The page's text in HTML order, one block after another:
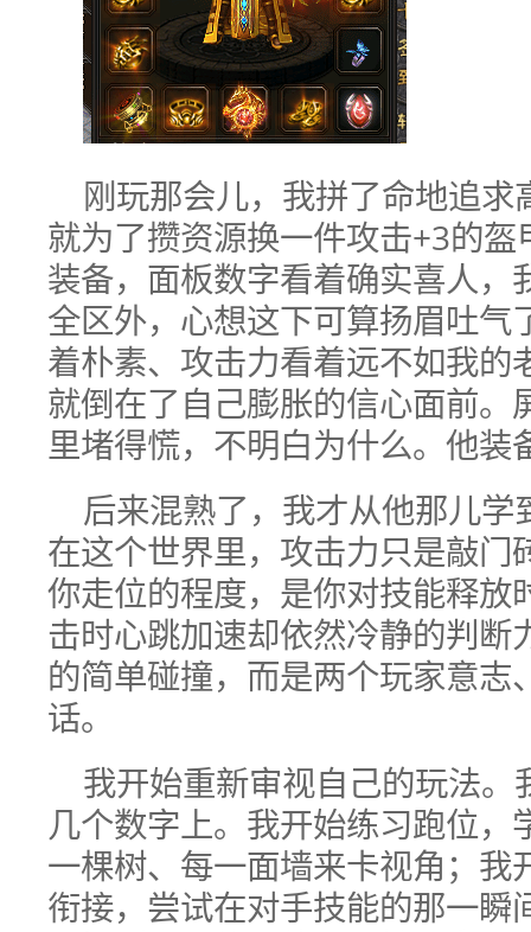
刚玩那会儿，我拼了命地追
就为了攒资源换一件攻击+3的盔
装备，面板数字看着确实喜人，
全区外，心想这下可算扬眉吐气
着朴素、攻击力看着远不如我的
就倒在了自己膨胀的信心面前。
里堵得慌，不明白为什么。他装
后来混熟了，我才从他那儿
在这个世界里，攻击力只是敲门
你走位的程度，是你对技能释放
击时心跳加速却依然冷静的判断
的简单碰撞，而是两个玩家意志
话。
我开始重新审视自己的玩法
几个数字上。我开始练习跑位，
一棵树、每一面墙来卡视角；我
衔接，尝试在对手技能的那一瞬